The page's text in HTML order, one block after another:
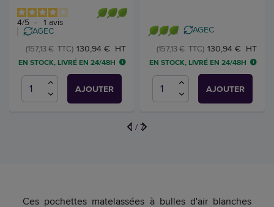
4/5 - 1 avis
AGEC
130,94 € HT
(157,13 € TTC)
EN STOCK, LIVRÉ EN 24/48H
AJOUTER
AGEC
130,94 € HT
(157,13 € TTC)
EN STOCK, LIVRÉ EN 24/48H
AJOUTER
1 / 7
Ces pochettes matelassées à bulles d'air blanches